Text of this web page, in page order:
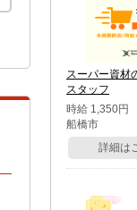
スーパー資材
スタッフ
時給 1,350円
船橋市
詳細は